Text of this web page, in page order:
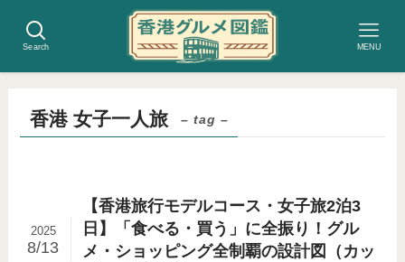
Search MENU
香港 女子一人旅 – tag –
【香港旅行モデルコース・女子旅2泊3
日】「食べる・買う」に全振り！グル
メ・ショッピング全制覇の設計図（カッ
2025
8/13